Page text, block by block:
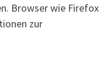
Browser wie Firefox
zur